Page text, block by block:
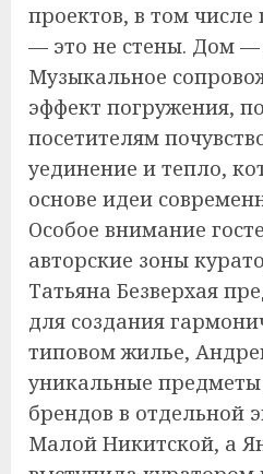
проектов, в том
— это не стены. Дом —
Музыкальное
эффект погружения,
посетителям
уединение и тепло,
основе идеи
Особое внимание
авторские зоны
Татьяна Безверхая
для создания
типовом жилье,
уникальные предметы
брендов в отдельной
Малой Никитской, а